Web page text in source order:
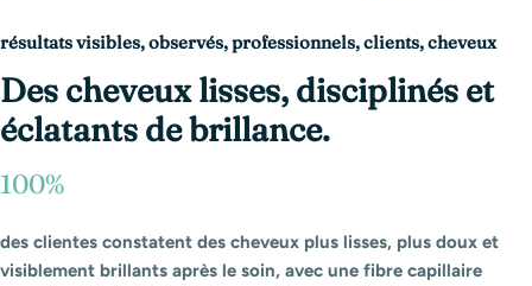
résultats visibles, observés, professionnels, clients, cheveux
Des cheveux lisses, disciplinés et
éclatants de brillance.
100%
des clientes constatent des cheveux plus lisses, plus doux et
visiblement brillants après le soin, avec une fibre capillaire